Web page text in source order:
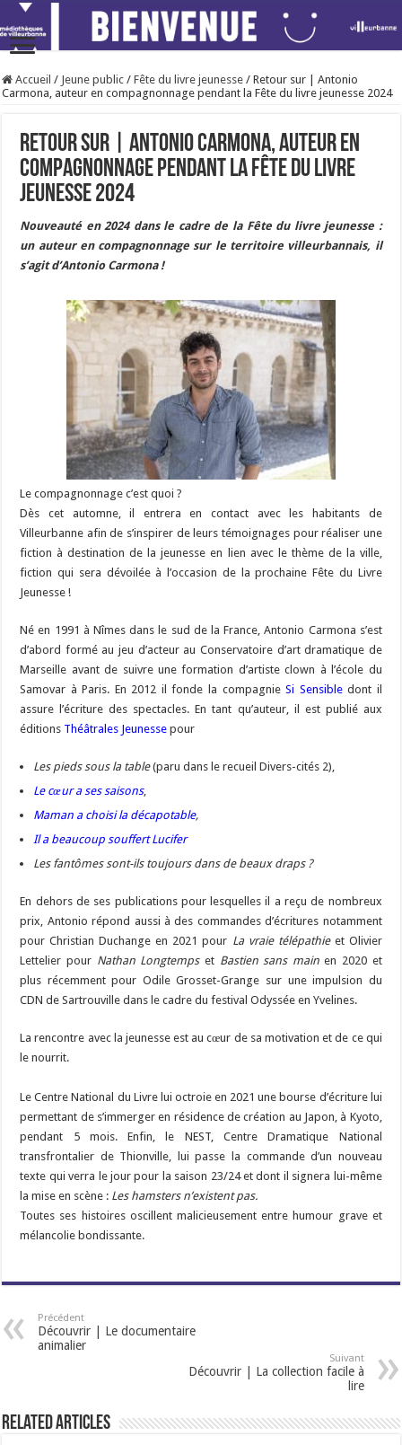
Accueil / Jeune public / Fête du livre jeunesse / Retour sur | Antonio
Carmona, auteur en compagnonnage pendant la Fête du livre jeunesse 2024
Retour sur | Antonio Carmona, auteur en
compagnonnage pendant la Fête du livre
jeunesse 2024
Nouveauté en 2024 dans le cadre de la Fête du livre jeunesse :
un auteur en compagnonnage sur le territoire villeurbannais, il
s’agit d’Antonio Carmona !
Le compagnonnage c’est quoi ?
Dès cet automne, il entrera en contact avec les habitants de
Villeurbanne afin de s’inspirer de leurs témoignages pour réaliser une
fiction à destination de la jeunesse en lien avec le thème de la ville,
fiction qui sera dévoilée à l’occasion de la prochaine Fête du Livre
Jeunesse !
Né en 1991 à Nîmes dans le sud de la France, Antonio Carmona s’est
d’abord formé au jeu d’acteur au Conservatoire d’art dramatique de
Marseille avant de suivre une formation d’artiste clown à l’école du
Samovar à Paris. En 2012 il fonde la compagnieSi Sensibledont il
assure l’écriture des spectacles. En tant qu’auteur, il est publié aux
éditions Théâtrales Jeunesse pour
Les pieds sous la table(paru dans le recueil Divers-cités 2),
Le cœur a ses saisons,
Maman a choisi la décapotable,
Il a beaucoup souffert Lucifer
Les fantômes sont-ils toujours dans de beaux draps ?
En dehors de ses publications pour lesquelles il a reçu de nombreux
prix, Antonio répond aussi à des commandes d’écritures notamment
pour Christian Duchange en 2021 pour La vraie télépathieet Olivier
Lettelier pour Nathan Longtempset Bastien sans mainen 2020 et
plus récemment pour Odile Grosset-Grange sur une impulsion du
CDN de Sartrouville dans le cadre du festival Odyssée en Yvelines.
La rencontre avec la jeunesse est au cœur de sa motivation et de ce qui
le nourrit.
Le Centre National du Livre lui octroie en 2021 une bourse d’écriture lui
permettant de s’immerger en résidence de création au Japon, à Kyoto,
pendant 5 mois. Enfin, le NEST, Centre Dramatique National
transfrontalier de Thionville, lui passe la commande d’un nouveau
texte qui verra le jour pour la saison 23/24 et dont il signera lui-même
la mise en scène : Les hamsters n’existent pas.
Toutes ses histoires oscillent malicieusement entre humour grave et
mélancolie bondissante.
Précédent
Découvrir | Le documentaire
animalier
Suivant
Découvrir | La collection facile à
lire
Related Articles